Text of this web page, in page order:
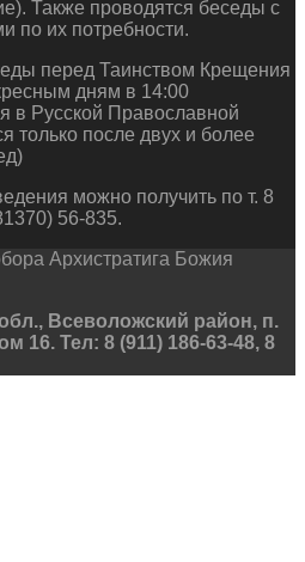
Также проводятся беседы с
по их потребности.
перед Таинством Крещения
дням в 14:00
в Русской Православной
только после двух и более
можно получить по т. 8
56-835.
Архистратига Божия
Всеволожский район, п.
16. Тел: 8 (911) 186-63-48, 8